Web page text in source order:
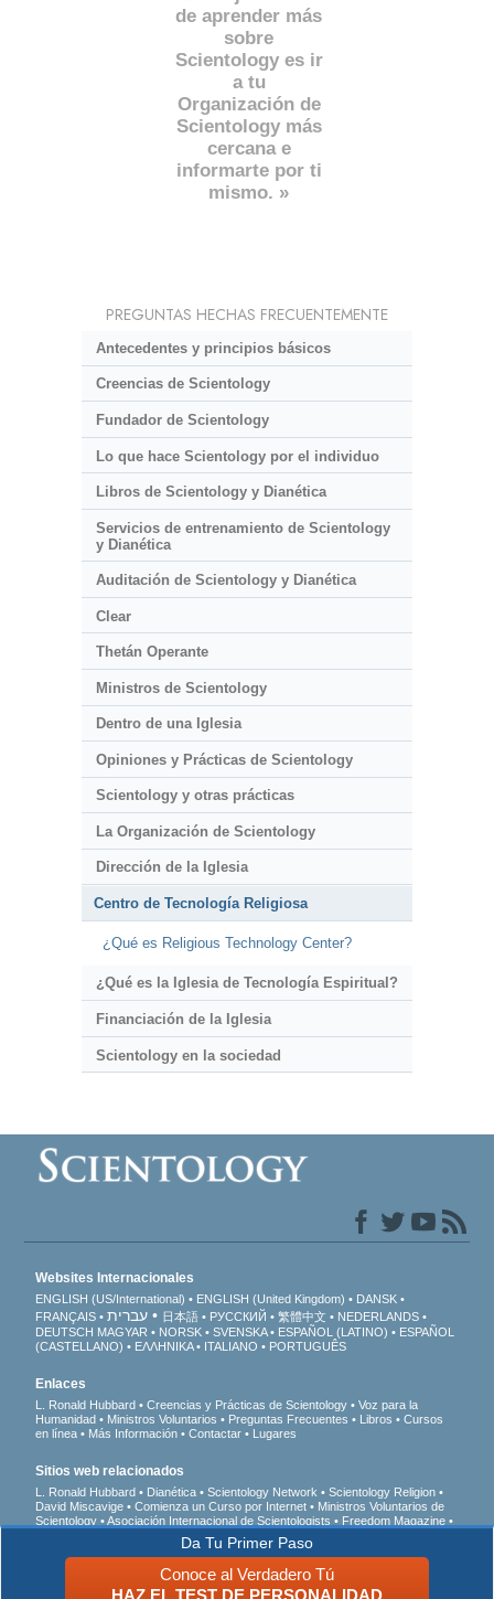
de aprender más
sobre
Scientology es ir
a tu
Organización de
Scientology más
cercana e
informarte por ti
mismo. »
PREGUNTAS HECHAS FRECUENTEMENTE
Antecedentes y principios básicos
Creencias de Scientology
Fundador de Scientology
Lo que hace Scientology por el individuo
Libros de Scientology y Dianética
Servicios de entrenamiento de Scientology
y Dianética
Auditación de Scientology y Dianética
Clear
Thetán Operante
Ministros de Scientology
Dentro de una Iglesia
Opiniones y Prácticas de Scientology
Scientology y otras prácticas
La Organización de Scientology
Dirección de la Iglesia
Centro de Tecnología Religiosa
¿Qué es Religious Technology Center?
¿Qué es la Iglesia de Tecnología Espiritual?
Financiación de la Iglesia
Scientology en la sociedad
Da Tu Primer Paso
Conoce al Verdadero Tú
HAZ EL TEST DE PERSONALIDAD
Websites Internacionales
ENGLISH (US/International) ENGLISH (United Kingdom)
DANSK
FRANÇAIS
עברית 日本語 РУССКИЙ 繁體中文
NEDERLANDS
DEUTSCH MAGYAR NORSK SVENSKA ESPAÑOL (LATINO)
ESPAÑOL
(CASTELLANO)
ΕΛΛΗΝΙΚA ITALIANO PORTUGUÊS
Enlaces
L. Ronald Hubbard Creencias y Prácticas de Scientology
Voz para la
Humanidad
Ministros Voluntarios Preguntas Frecuentes Libros
Cursos
en línea
Más Información Contactar Lugares
Sitios web relacionados
L. Ronald Hubbard Dianética Scientology Network
Scientology Religion
David Miscavige
Comienza un Curso por Internet
Ministros Voluntarios de
Scientology
Asociación Internacional de Scientologists
Freedom Magazine
En Apoyo de Un Mundo Sin Drogas
Jóvenes por los Derechos Humanos
Ciudadanos por los Derechos Humanos